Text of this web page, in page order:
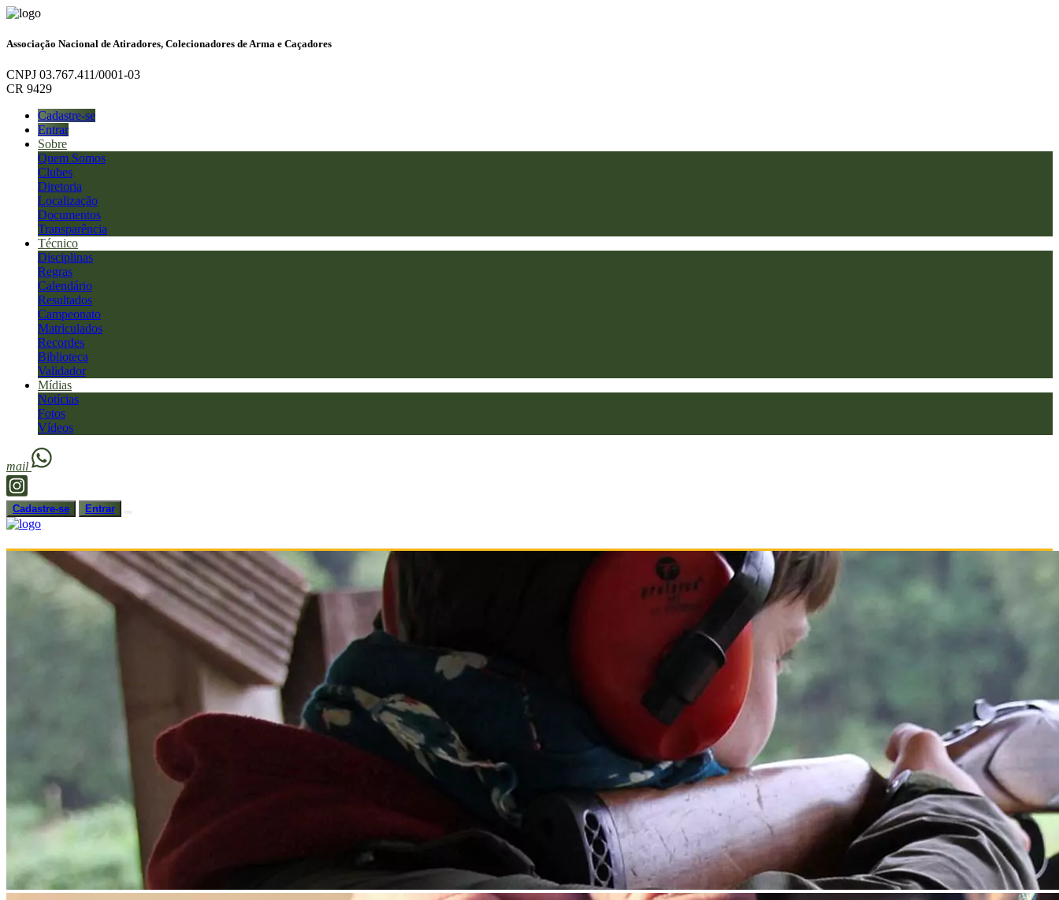
Associação Nacional de Atiradores, Colecionadores de Arma e Caçadores
CNPJ 03.767.411/0001-03
CR 9429
Cadastre-se
Entrar
Sobre
Quem Somos
Clubes
Diretoria
Localização
Documentos
Transparência
Técnico
Disciplinas
Regras
Calendário
Resultados
Campeonato
Matriculados
Recordes
Biblioteca
Validador
Mídias
Notícias
Fotos
Vídeos
mail
Cadastre-se Entrar